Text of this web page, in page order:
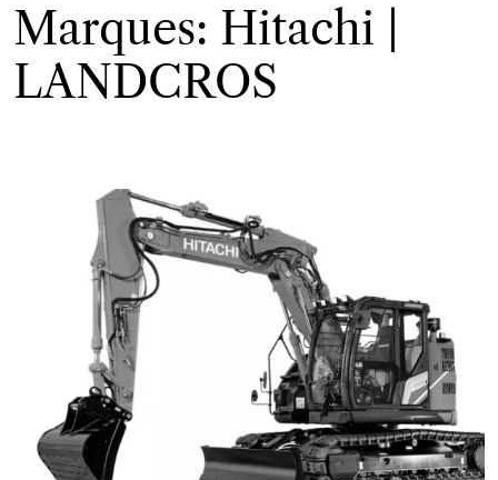
Marques: Hitachi |
LANDCROS